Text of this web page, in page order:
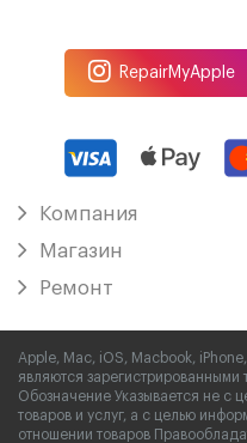
RepairMyApple
Компания
Магазин
Ремонт
Apple, Mac, iOS, Macbook,
являются зарегистрированными
Обозначение Указывается не с
товаров и услуг, а с целью
отношении товаров